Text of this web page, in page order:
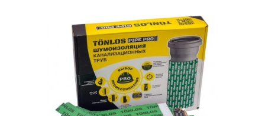
от конденсата, работает при -40 до +60 °C
Применение: пластиковые и чугунные трубы, стояки,